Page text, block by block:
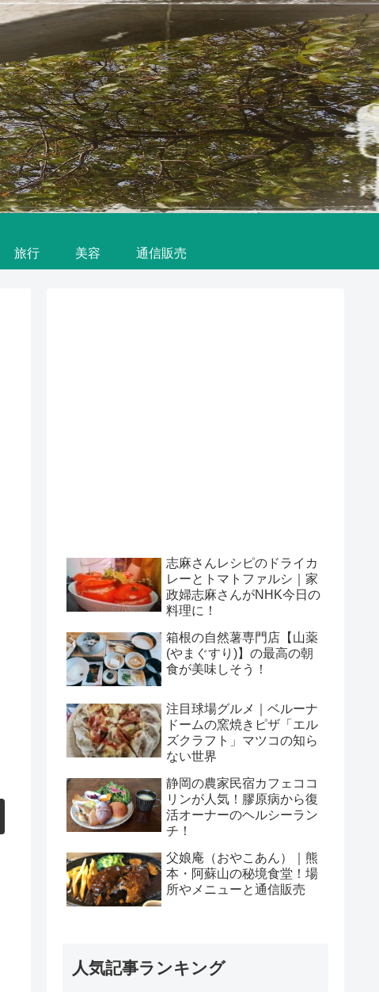
旅行 美容 通信販売
志麻さんレシピのドライカ
レーとトマトファルシ｜家
政婦志麻さんがNHK今日の
料理に！
箱根の自然薯専門店【山薬
(やまぐすり)】の最高の朝
食が美味しそう！
注目球場グルメ｜ベルーナ
ドームの窯焼きピザ「エル
ズクラフト」マツコの知ら
ない世界
静岡の農家民宿カフェココ
リンが人気！膠原病から復
活オーナーのヘルシーラン
チ！
父娘庵（おやこあん）｜熊
本・阿蘇山の秘境食堂！場
所やメニューと通信販売
人気記事ランキング